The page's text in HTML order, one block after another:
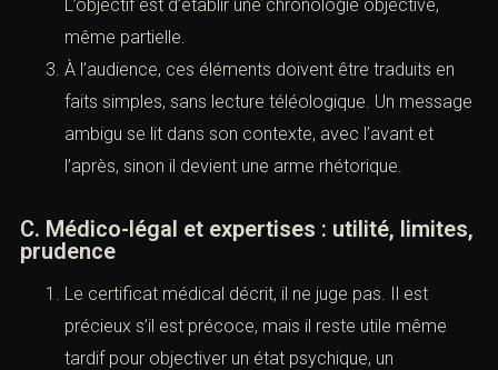
Le téléphone est souvent le meilleur témoin et le
pire piège. Les captures d’écran sont fragiles : elles
se falsifient, elles tronquent, elles perdent les
métadonnées. La bonne pratique vise l’extraction
ou, à défaut, la collecte encadrée et datée.
chiffrées, réseaux sociaux, cloud, historiques de
localisation, paiements, réservations, photos.
L’objectif est d’établir une chronologie objective,
même partielle.
À l’audience, ces éléments doivent être traduits en
recherchez un avocat spécialisé en droit pénal ? Laissez-
coordonnées et nous vous contacterons.